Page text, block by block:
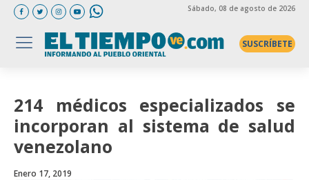
Sábado, 08 de agosto de 2026
SUSCRÍBETE
214 médicos especializados se
incorporan al sistema de salud
venezolano
Enero 17, 2019